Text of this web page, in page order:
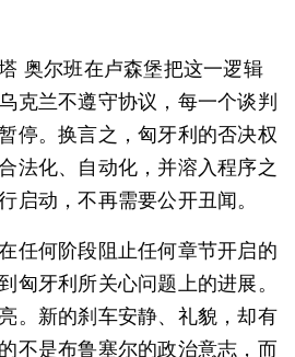
奥尔班在卢森堡把这一逻辑
克兰不遵守协议，每一个谈判
停。换言之，匈牙利的否决权
法化、自动化，并溶入程序之
启动，不再需要公开丑闻。
任何阶段阻止任何章节开启的
匈牙利所关心问题上的进展。
。新的刹车安静、礼貌，却有
不是布鲁塞尔的政治意志，而